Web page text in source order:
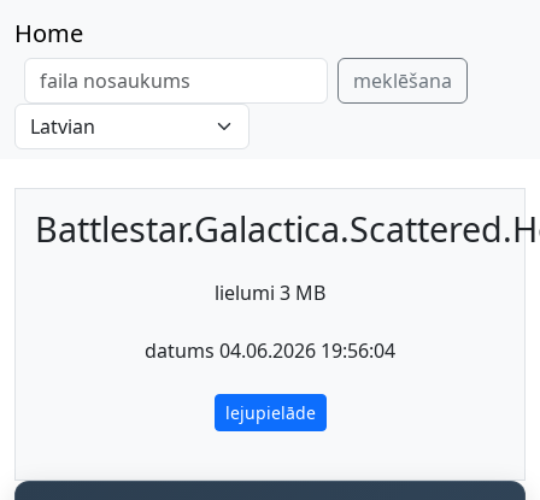
Home
meklēšana
lielumi 3 MB
datums 04.06.2026 19:56:04
lejupielāde